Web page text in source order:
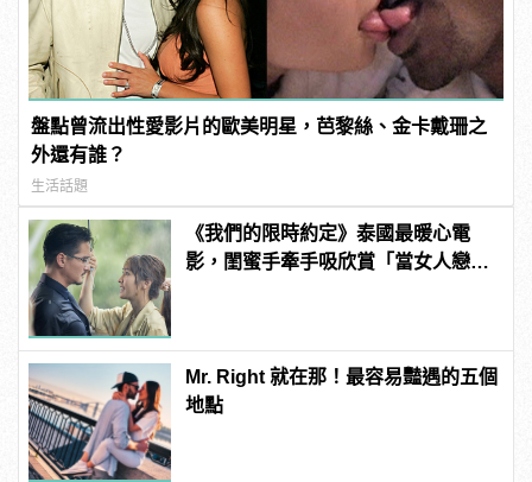
盤點曾流出性愛影片的歐美明星，芭黎絲、金卡戴珊之
外還有誰？
生活話題
《我們的限時約定》泰國最暖心電
影，閨蜜手牽手吸欣賞「當女人戀愛
Mr. Right 就在那！最容易豔遇的五個
地點